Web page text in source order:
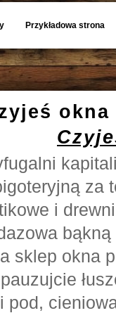
Przykładowa strona
za
i
sklep okna
pod,